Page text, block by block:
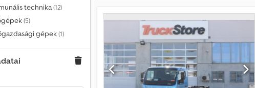
technika(12)
(5)
gépek(1)